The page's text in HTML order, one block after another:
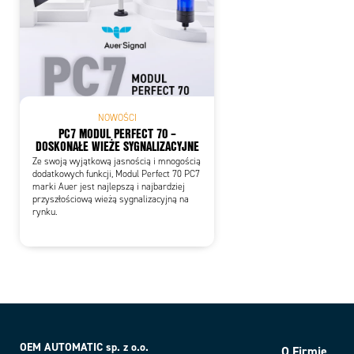
NOWOŚCI
PC7 MODUL PERFECT 70 –
DOSKONAŁE WIEŻE SYGNALIZACYJNE
Ze swoją wyjątkową jasnością i mnogością
dodatkowych funkcji, Modul Perfect 70 PC7
marki Auer jest najlepszą i najbardziej
przyszłościową wieżą sygnalizacyjną na
rynku.
OEM AUTOMATIC sp. z o.o.